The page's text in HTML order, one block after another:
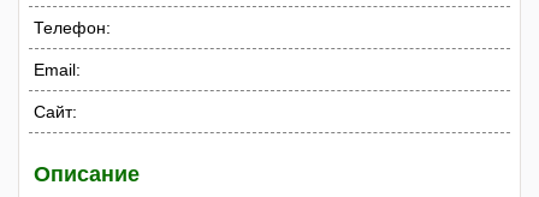
Телефон:
Email:
Сайт:
Описание